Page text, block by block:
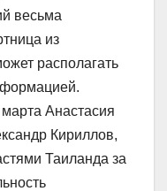
весьма
из
располагать
Анастасия
Кириллов,
Таиланда за